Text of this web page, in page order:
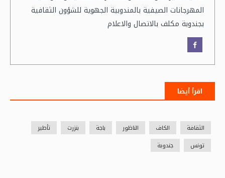
المهرجانات الصيفية بالمندوبية الجهوية للشؤون الثقافية
بجندوبة مكلف بالاتصال والاعلام
اقرأ أيضا
الثقافة الكاف الناظور باجة بنزرت
تأطير
تونس
جندوبة